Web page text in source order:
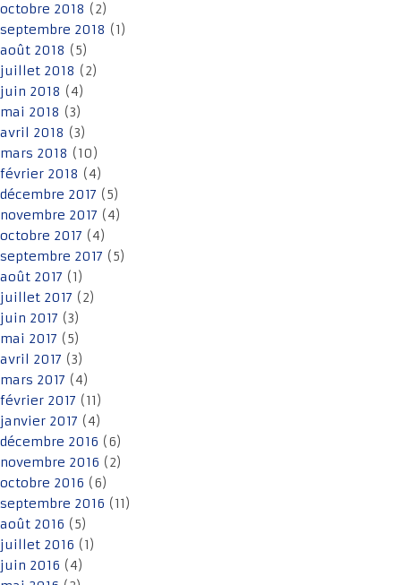
octobre 2018 (2)
septembre 2018 (1)
août 2018 (5)
juillet 2018 (2)
juin 2018 (4)
mai 2018 (3)
avril 2018 (3)
mars 2018 (10)
février 2018 (4)
décembre 2017 (5)
novembre 2017 (4)
octobre 2017 (4)
septembre 2017 (5)
août 2017 (1)
juillet 2017 (2)
juin 2017 (3)
mai 2017 (5)
avril 2017 (3)
mars 2017 (4)
février 2017 (11)
janvier 2017 (4)
décembre 2016 (6)
novembre 2016 (2)
octobre 2016 (6)
septembre 2016 (11)
août 2016 (5)
juillet 2016 (1)
juin 2016 (4)